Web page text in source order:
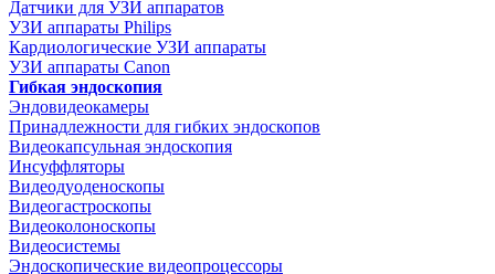
Датчики для УЗИ аппаратов
УЗИ аппараты Philips
Кардиологические УЗИ аппараты
УЗИ аппараты Canon
Гибкая эндоскопия
Эндовидеокамеры
Принадлежности для гибких эндоскопов
Видеокапсульная эндоскопия
Инсуффляторы
Видеодуоденоскопы
Видеогастроскопы
Видеоколоноскопы
Видеосистемы
Эндоскопические видеопроцессоры